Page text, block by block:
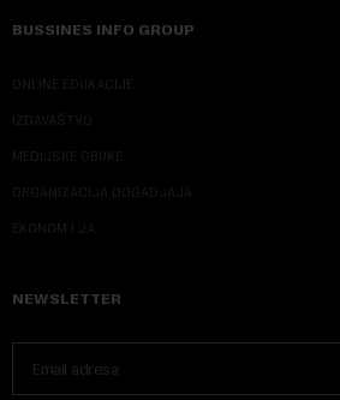
BUSSINES INFO GROUP
ONLINE EDUKACIJE
IZDAVAŠTVO
MEDIJSKE OBUKE
ORGANIZACIJA DOGADJAJA
EKONOM I JA
NEWSLETTER